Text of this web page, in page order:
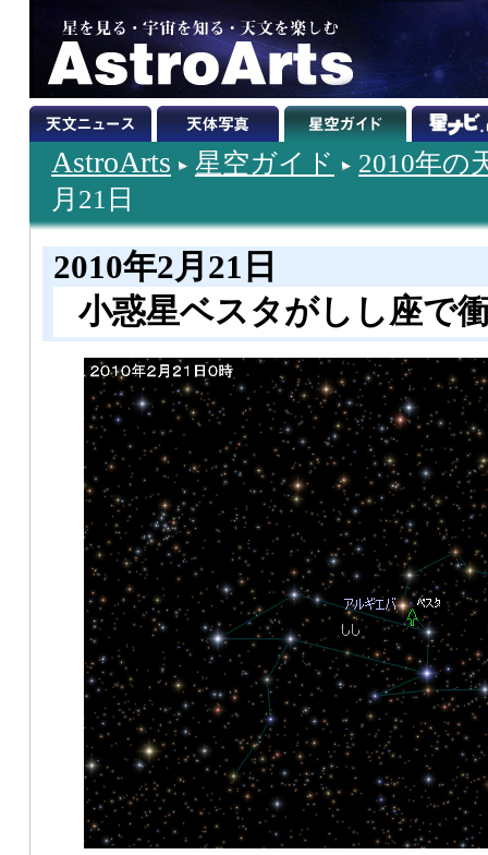
AstroArts 星空ガイド
2010年の
月21日
2010年2月21日
小惑星ベスタがしし座で